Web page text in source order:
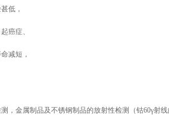
低，
癌症、
减短，
，金属制品及不锈钢制品的放射性检测（钴60γ射